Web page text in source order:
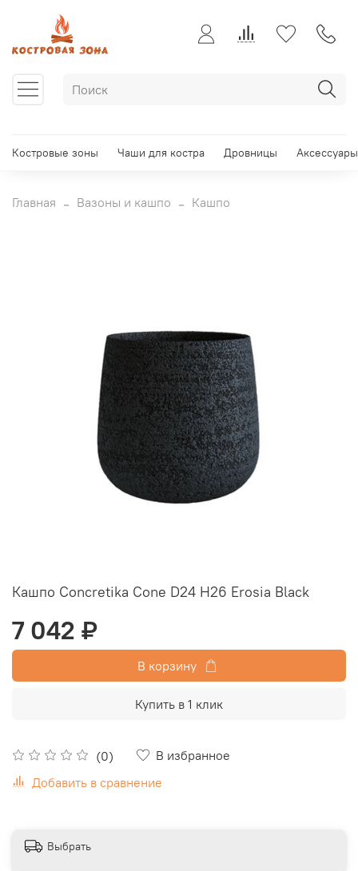
Костровые зоны Чаши для костра Дровницы Аксессуары
Главная Вазоны и кашпо Кашпо
Кашпо Concretika Cone D24 H26 Erosia Black
(0)
В избранное
Добавить в сравнение
7 042 ₽
В корзину
Купить в 1 клик
Выбрать